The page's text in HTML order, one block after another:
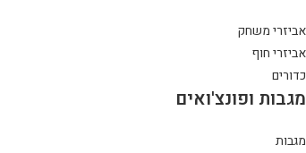
אביזרי משחק
אביזרי חוף
כדורים
מגבות ופונצ'ואים
מגבות